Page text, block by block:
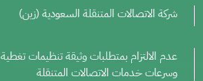
شركة الاتصالات المتنقلة السعودية (زين)
عدم الالتزام بمتطلبات وثيقة تنظيمات تغطية
وسرعات خدمات الاتصالات المتنقلة